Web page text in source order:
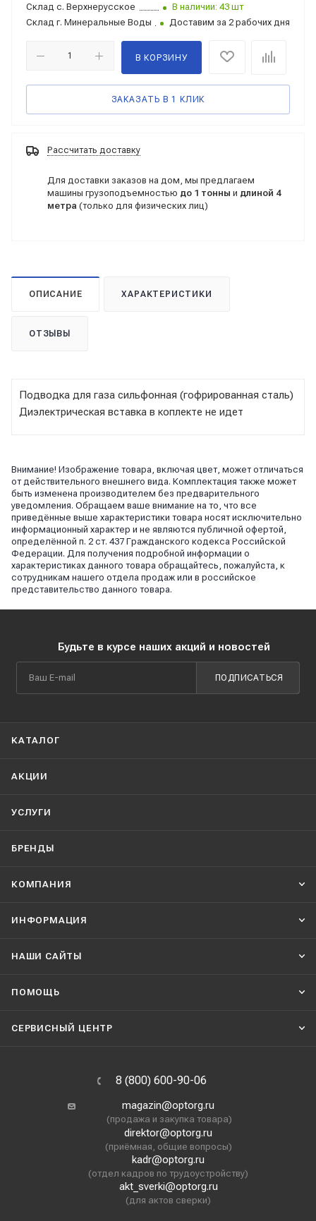
Склад с. Верхнерусское
В наличии: 43 шт
Склад г. Минеральные Воды Доставим за 2 рабочих дня
В КОРЗИНУ
ЗАКАЗАТЬ В 1 КЛИК
Рассчитать доставку
Для доставки заказов на дом, мы предлагаем
машины грузоподъемностью до 1 тонны и длиной 4
метра (только для физических лиц)
ОПИСАНИЕ ХАРАКТЕРИСТИКИ
ОТЗЫВЫ
Подводка для газа сильфонная (гофрированная сталь)
Диэлектрическая вставка в коплекте не идет
Внимание! Изображение товара, включая цвет, может отличаться
от действительного внешнего вида. Комплектация также может
быть изменена производителем без предварительного
уведомления. Обращаем ваше внимание на то, что все
приведённые выше характеристики товара носят исключительно
информационный характер и не являются публичной офертой,
определённой п. 2 ст. 437 Гражданского кодекса Российской
Федерации. Для получения подробной информации о
характеристиках данного товара обращайтесь, пожалуйста, к
сотрудникам нашего отдела продаж или в российское
представительство данного товара.
Будьте в курсе наших акций и новостей
ПОДПИСАТЬСЯ
КАТАЛОГ
АКЦИИ
УСЛУГИ
БРЕНДЫ
КОМПАНИЯ
ИНФОРМАЦИЯ
НАШИ CАЙТЫ
ПОМОЩЬ
СЕРВИСНЫЙ ЦЕНТР
8 (800) 600-90-06
magazin@optorg.ru
(продажа и закупка товара)
direktor@optorg.ru
(приёмная, общие вопросы)
kadr@optorg.ru
(отдел кадров по трудоустройству)
akt_sverki@optorg.ru
(для актов сверки)